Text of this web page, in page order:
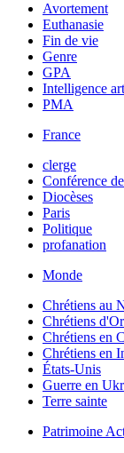
Avortement
Euthanasie
Fin de vie
Genre
GPA
Intelligence
PMA
France
clerge
Conférence
Diocèses
Paris
Politique
profanation
Monde
Chrétiens au
Chrétiens
Chrétiens en
Chrétiens en
États-Unis
Guerre en
Terre sainte
Patrimoine